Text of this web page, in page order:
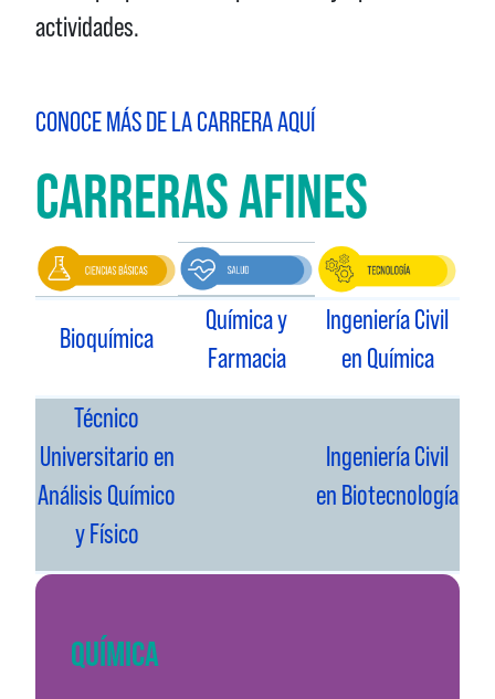
actividades.
CONOCE MÁS DE LA CARRERA AQUÍ
CARRERAS AFINES
Bioquímica
Química y
Farmacia
Ingeniería Civil
en Química
Técnico
Universitario en
Análisis Químico
y Físico
Ingeniería Civil
en Biotecnología
QUÍMICA